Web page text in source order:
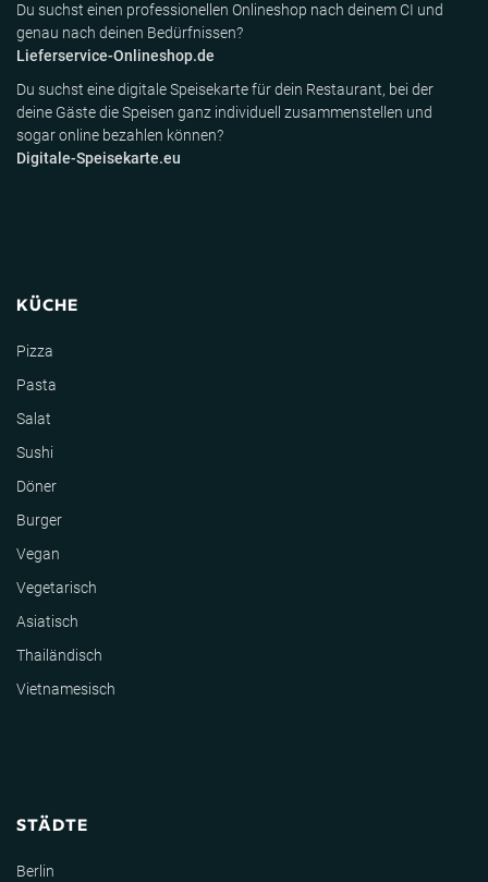
Du suchst einen professionellen Onlineshop nach deinem CI und
genau nach deinen Bedürfnissen?
Lieferservice-Onlineshop.de
Du suchst eine digitale Speisekarte für dein Restaurant, bei der
deine Gäste die Speisen ganz individuell zusammenstellen und
sogar online bezahlen können?
Digitale-Speisekarte.eu
KÜCHE
Pizza
Pasta
Salat
Sushi
Döner
Burger
Vegan
Vegetarisch
Asiatisch
Thailändisch
Vietnamesisch
STÄDTE
Berlin